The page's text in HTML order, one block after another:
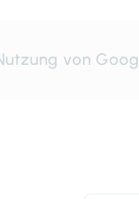
von